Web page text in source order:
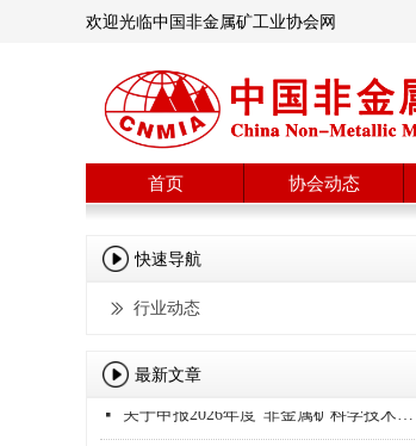
欢迎光临中国非金属矿工业协会网
首页 协会动态
快速导航
ꅀ 行业动态
最新文章
넷
넷
넷
넷
넷
넷
넷
넷
넷 《社会组织评比表彰活动管理办法》解读
넷
넷 协会赴河南信阳调研珍珠岩产业发展情况
넷
넷
넷